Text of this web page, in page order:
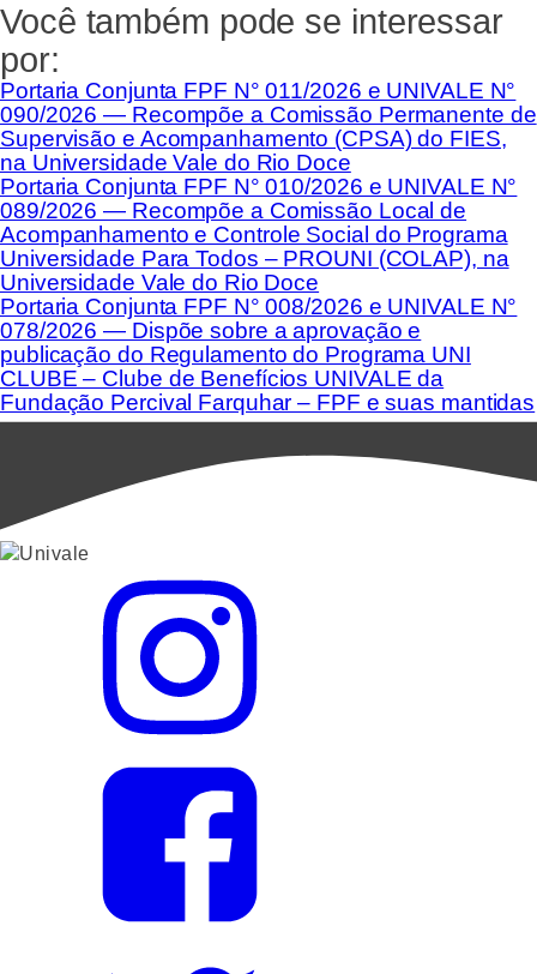
Você também pode se interessar
por:
Portaria Conjunta FPF N° 011/2026 e UNIVALE N°
090/2026 — Recompõe a Comissão Permanente de
Supervisão e Acompanhamento (CPSA) do FIES,
na Universidade Vale do Rio Doce
Portaria Conjunta FPF N° 010/2026 e UNIVALE N°
089/2026 — Recompõe a Comissão Local de
Acompanhamento e Controle Social do Programa
Universidade Para Todos – PROUNI (COLAP), na
Universidade Vale do Rio Doce
Portaria Conjunta FPF N° 008/2026 e UNIVALE N°
078/2026 — Dispõe sobre a aprovação e
publicação do Regulamento do Programa UNI
CLUBE – Clube de Benefícios UNIVALE da
Fundação Percival Farquhar – FPF e suas mantidas